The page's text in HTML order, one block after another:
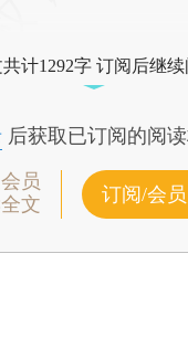
计1292字 订阅后继
后获取已订阅的阅
员
文
订阅/会